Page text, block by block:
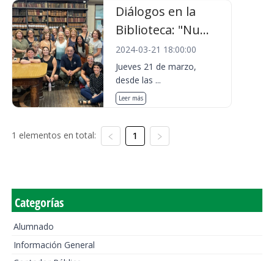
Diálogos en la
Biblioteca: "Nu...
2024-03-21 18:00:00
Jueves 21 de marzo,
desde las ...
Leer más
1 elementos en total: 1
Categorías
Alumnado
Información General